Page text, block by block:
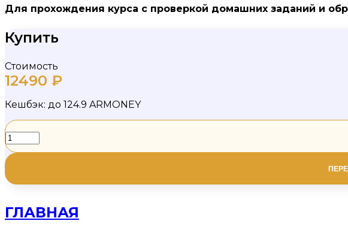
Для прохождения курса с проверкой домашних заданий и
Купить
Стоимость
12490 ₽
Кешбэк: до 124.9 ARMONEY
Корейский
3.1
급.
Pro
|
LIGHT
ГЛАВНАЯ